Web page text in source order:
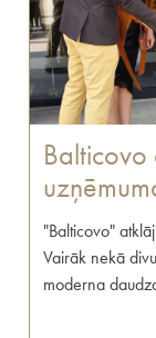
"Balticovo"
Vairāk nekā
moderna